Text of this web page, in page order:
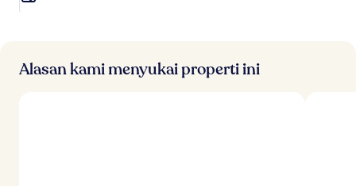
Alasan kami menyukai properti ini